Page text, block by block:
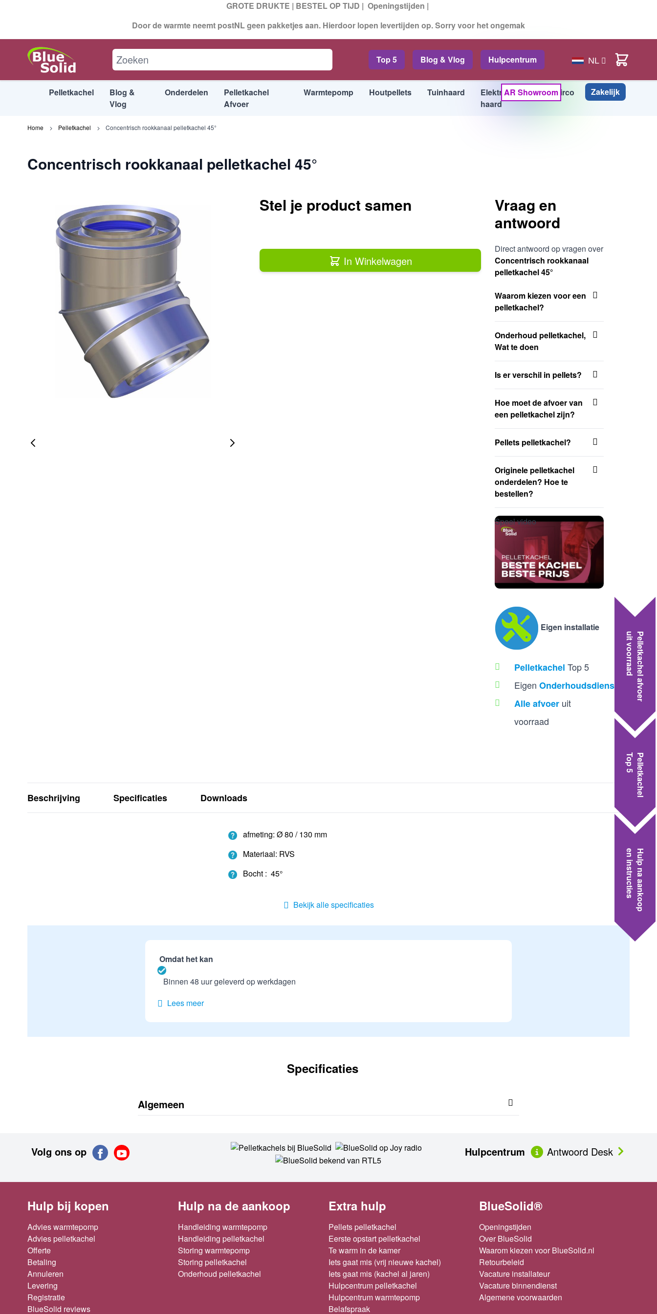
GROTE DRUKTE | BESTEL OP TIJD | Openingstijden |
Door de warmte neemt postNL geen pakketjes aan. Hierdoor lopen levertijden op. Sorry voor het ongemak
Beschrijving Specificaties Top 5 Blog & Vlog Hulpcentrum NL Cart
Pelletkachel
Blog &
Vlog
Onderdelen
Pelletkachel
Afvoer
Warmtepomp Houtpellets Tuinhaard
Elektrische
haard
Airco Info
AR Showroom Zakelijk
Home Pelletkachel Concentrisch rookkanaal pelletkachel 45°
Concentrisch rookkanaal pelletkachel 45°
Pelletkachel afvoer
uit voorraad
Pelletkachel
Top 5
Hulp na aankoop
en instructies
Stel je product samen
In Winkelwagen
Vraag en
antwoord
Direct antwoord op vragen over
Concentrisch rookkanaal
pelletkachel 45°
Waarom kiezen voor een
pelletkachel?
Onderhoud pelletkachel,
Wat te doen
Is er verschil in pellets?
Hoe moet de afvoer van
een pelletkachel zijn?
Pellets pelletkachel?
Originele pelletkachel
onderdelen? Hoe te
bestellen?
Speel video
Eigen installatie
Pelletkachel Top 5
Eigen Onderhoudsdienst
Alle afvoer uit
voorraad
Beschrijving Specificaties Downloads
afmeting: Ø 80 / 130 mm
Materiaal: RVS
Bocht : 45°
Bekijk alle specificaties
Omdat het kan
Binnen 48 uur geleverd op werkdagen
Lees meer
Specificaties
Algemeen
Volg ons op Hulpcentrum Antwoord Desk
Hulp bij kopen
Advies warmtepomp
Advies pelletkachel
Offerte
Betaling
Annuleren
Levering
Registratie
BlueSolid reviews
Hulp na de aankoop
Handleiding warmtepomp
Handleiding pelletkachel
Storing warmtepomp
Storing pelletkachel
Onderhoud pelletkachel
Extra hulp
Pellets pelletkachel
Eerste opstart pelletkachel
Te warm in de kamer
Iets gaat mis (vrij nieuwe kachel)
Iets gaat mis (kachel al jaren)
Hulpcentrum pelletkachel
Hulpcentrum warmtepomp
Belafspraak
BlueSolid®
Openingstijden
Over BlueSolid
Waarom kiezen voor BlueSolid.nl
Retourbeleid
Vacature installateur
Vacature binnendienst
Algemene voorwaarden